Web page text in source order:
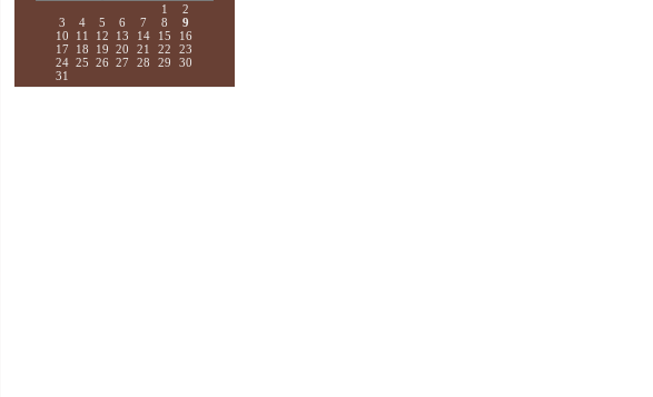
1
2
3
4 5 6 7 8
9
10
11 12 13 14 15
16
17
18 19 20 21 22
23
24 25 26 27 28 29
30
31